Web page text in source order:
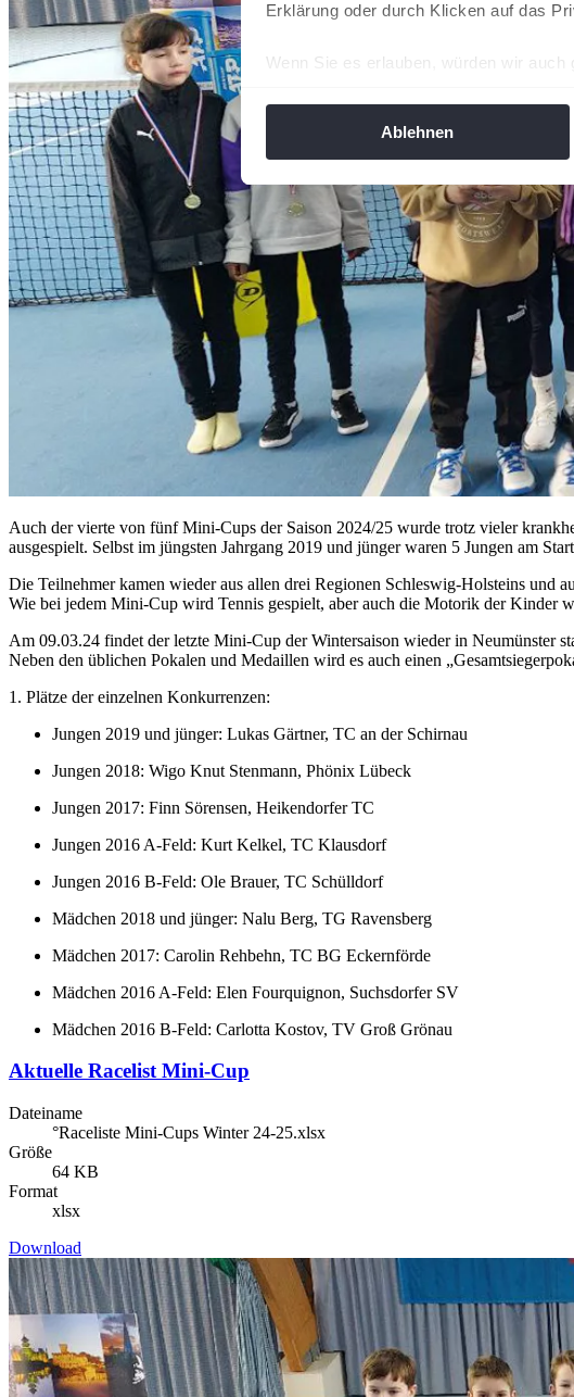
Erklärung oder durch Klicken auf das
Wenn Sie es erlauben, würden wir auch
Wir verwenden Cookies, um Inhalte
und die Zugriffe auf unsere Website zu
Website an unsere Partner für soziale
möglicherweise mit weiteren Daten
der Dienste gesammelt haben. Die
angepasst werden.
Ablehnen
Auch der vierte von fünf Mini-Cups der Saison 2024/25 wurde trotz vieler
ausgespielt. Selbst im jüngsten Jahrgang 2019 und jünger waren 5 Jungen am
Die Teilnehmer kamen wieder aus allen drei Regionen Schleswig-Holsteins und
Wie bei jedem Mini-Cup wird Tennis gespielt, aber auch die Motorik der Kinder
Am 09.03.24 findet der letzte Mini-Cup der Wintersaison wieder in Neumünster
Neben den üblichen Pokalen und Medaillen wird es auch einen
1. Plätze der einzelnen Konkurrenzen:
Jungen 2019 und jünger: Lukas Gärtner, TC an der Schirnau
Jungen 2018: Wigo Knut Stenmann, Phönix Lübeck
Jungen 2017: Finn Sörensen, Heikendorfer TC
Jungen 2016 A-Feld: Kurt Kelkel, TC Klausdorf
Jungen 2016 B-Feld: Ole Brauer, TC Schülldorf
Mädchen 2018 und jünger: Nalu Berg, TG Ravensberg
Mädchen 2017: Carolin Rehbehn, TC BG Eckernförde
Mädchen 2016 A-Feld: Elen Fourquignon, Suchsdorfer SV
Mädchen 2016 B-Feld: Carlotta Kostov, TV Groß Grönau
Aktuelle Racelist Mini-Cup
Dateiname
°Raceliste Mini-Cups Winter 24-25.xlsx
Größe
64 KB
Format
xlsx
Download